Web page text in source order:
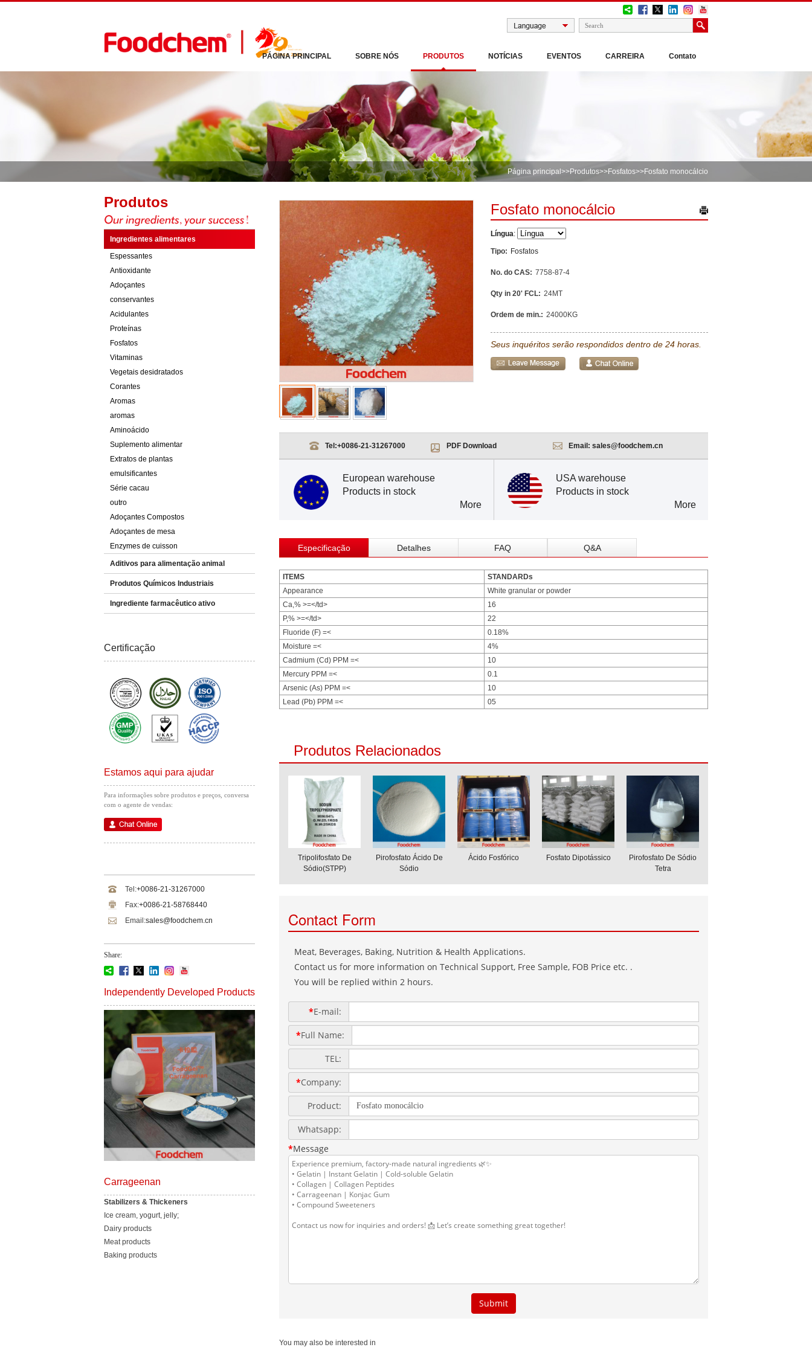
PÁGINA PRINCIPAL SOBRE NÓS PRODUTOS NOTÍCIAS EVENTOS CARREIRA Contato
Página principal >>Produtos>>Fosfatos>>Fosfato monocálcio
Produtos
Ingredientes alimentares
Espessantes
Antioxidante
Adoçantes
conservantes
Acidulantes
Proteínas
Fosfatos
Vitaminas
Vegetais desidratados
Corantes
Aromas
aromas
Aminoácido
Suplemento alimentar
Extratos de plantas
emulsificantes
Série cacau
outro
Adoçantes Compostos
Adoçantes de mesa
Enzymes de cuisson
Aditivos para alimentação animal
Produtos Químicos Industriais
Ingrediente farmacêutico ativo
Certificação
Estamos aqui para ajudar
Para informações sobre produtos e preços, conversa
com o agente de vendas:
Tel:+0086-21-31267000
Fax:+0086-21-58768440
Email:sales@foodchem.cn
Share:
Independently Developed Products
Carrageenan
Stabilizers & Thickeners
Ice cream, yogurt, jelly;
Dairy products
Meat products
Baking products
Fosfato monocálcio
Língua:
Tipo: Fosfatos
No. do CAS: 7758-87-4
Qty in 20' FCL: 24MT
Ordem de min.: 24000KG
Seus inquéritos serão respondidos dentro de 24 horas.
Tel:+0086-21-31267000 PDF Download Email: sales@foodchem.cn
European warehouse
Products in stock
More
USA warehouse
Products in stock
More
Especificação Detalhes FAQ Q&A
ITEMS
STANDARDs
Appearance
White granular or powder
Ca,% >=</td>
16
P,% >=</td>
22
Fluoride (F) =<
0.18%
Moisture =<
4%
Cadmium (Cd) PPM =<
10
Mercury PPM =<
0.1
Arsenic (As) PPM =<
10
Lead (Pb) PPM =<
05
Produtos Relacionados
Tripolifosfato De
Sódio(STPP)
Pirofosfato Ácido De
Sódio
Ácido Fosfórico Fosfato Dipotássico
Pirofosfato De Sódio
Tetra
You may also be interested in